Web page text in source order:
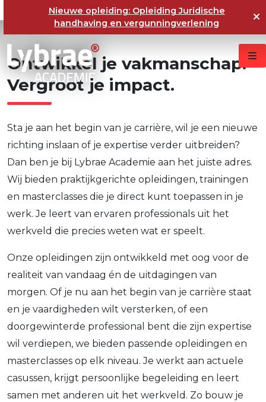
Nieuwe opleiding: Opleiding Juridische
handhaving en vergunningverlening
Ontwikkel je vakmanschap.
Vergroot je impact.
Sta je aan het begin van je carrière, wil je een nieuwe
richting inslaan of je expertise verder uitbreiden?
Dan ben je bij Lybrae Academie aan het juiste adres.
Wij bieden praktijkgerichte opleidingen, trainingen
en masterclasses die je direct kunt toepassen in je
werk. Je leert van ervaren professionals uit het
werkveld die precies weten wat er speelt.
Onze opleidingen zijn ontwikkeld met oog voor de
realiteit van vandaag én de uitdagingen van
morgen. Of je nu aan het begin van je carrière staat
en je vaardigheden wilt versterken, of een
doorgewinterde professional bent die zijn expertise
wil verdiepen, we bieden passende opleidingen en
masterclasses op elk niveau. Je werkt aan actuele
casussen, krijgt persoonlijke begeleiding en leert
samen met anderen uit het werkveld. Zo bouw je